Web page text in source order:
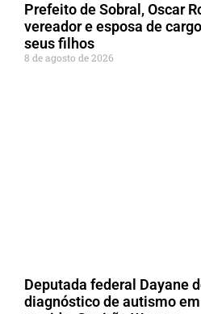
Prefeito de Sobral, Oscar
vereador e esposa de
seus filhos
8 de agosto de 2026
Deputada federal Dayane
diagnóstico de autismo